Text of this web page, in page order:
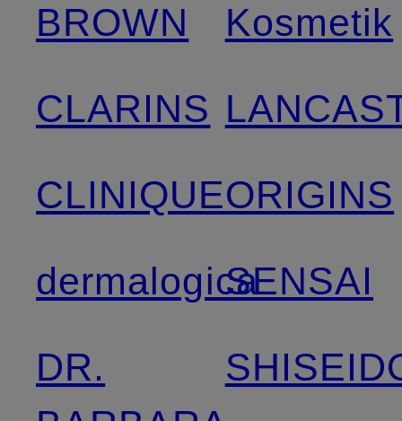
BROWN
CLARINS
CLINIQUE
dermalogica
DR.
Kosmetik
ORIGINS
SENSAI